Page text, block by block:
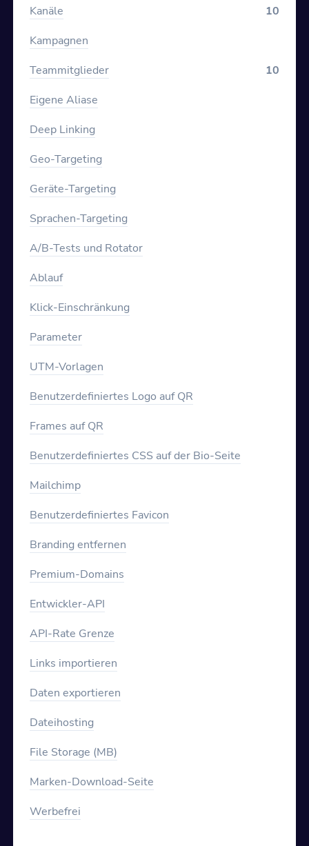
Kanäle
10
Kampagnen
Teammitglieder
10
Eigene Aliase
Deep Linking
Geo-Targeting
Geräte-Targeting
Sprachen-Targeting
A/B-Tests und Rotator
Ablauf
Klick-Einschränkung
Parameter
UTM-Vorlagen
Benutzerdefiniertes Logo auf QR
Frames auf QR
Benutzerdefiniertes CSS auf der Bio-Seite
Mailchimp
Benutzerdefiniertes Favicon
Branding entfernen
Premium-Domains
Entwickler-API
API-Rate Grenze
Links importieren
Daten exportieren
Dateihosting
File Storage (MB)
Marken-Download-Seite
Werbefrei